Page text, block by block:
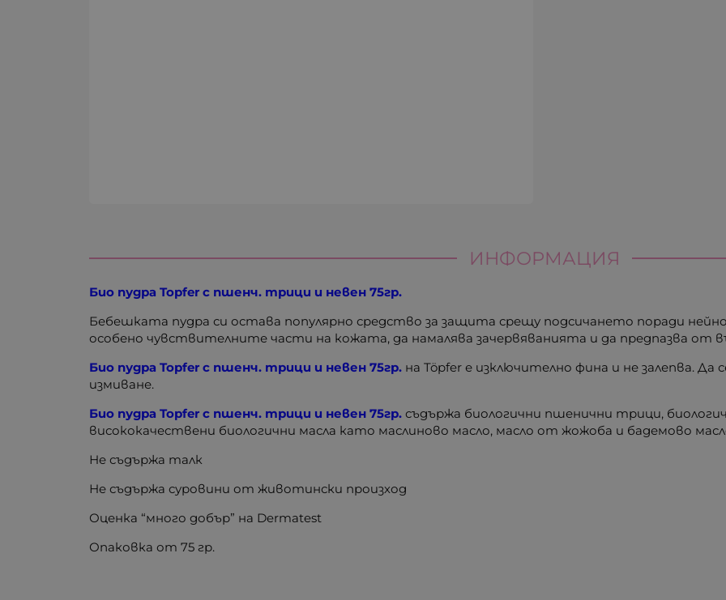
ИНФОРМАЦИЯ
Био пудра Topfer с пшенч. трици и невен 75гр.
Бебешката пудра си остава популярно средство за защита срещу подсичането поради
особено чувствителните части на кожата, да намалява зачервяванията и да предпазва от
Био пудра Topfer с пшенч. трици и невен 75гр. на Töpfer е изключително фина и не залепва. Да
измиване.
Био пудра Topfer с пшенч. трици и невен 75гр. съдържа биологични пшенични трици,
висококачествени биологични масла като маслиново масло, масло от жожоба и бадемово
Не съдържа талк
Не съдържа суровини от животински произход
Оценка “много добър” на Dermatest
Опаковка от 75 гр.